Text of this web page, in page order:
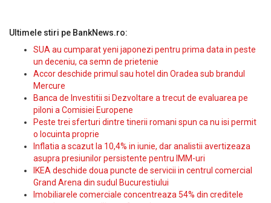
Ultimele stiri pe BankNews.ro:
SUA au cumparat yeni japonezi pentru prima data in peste
un deceniu, ca semn de prietenie
Accor deschide primul sau hotel din Oradea sub brandul
Mercure
Banca de Investitii si Dezvoltare a trecut de evaluarea pe
piloni a Comisiei Europene
Peste trei sferturi dintre tinerii romani spun ca nu isi permit
o locuinta proprie
Inflatia a scazut la 10,4% in iunie, dar analistii avertizeaza
asupra presiunilor persistente pentru IMM-uri
IKEA deschide doua puncte de servicii in centrul comercial
Grand Arena din sudul Bucurestiului
Imobiliarele comerciale concentreaza 54% din creditele